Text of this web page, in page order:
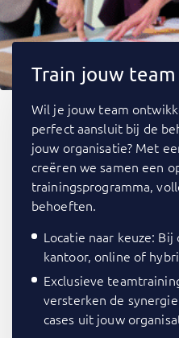
Train jouw
Wil je jouw team
perfect aansluit bij de
jouw organisatie? Met
creëren we samen een
trainingsprogramma,
behoeften.
Locatie naar keuze:
kantoor, online of
Exclusieve
versterken de
cases uit jouw